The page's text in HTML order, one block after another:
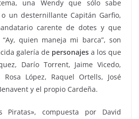
una Wendy que sólo sabe
un desternillante Capitán Garfio,
carente de dotes y que
quien maneja mi barca”, son
galería de personajes a los que
Darío Torrent, Jaime Vicedo,
Rosa López, Raquel Ortells, José
y el propio Cardeña.
Piratas», compuesta por David